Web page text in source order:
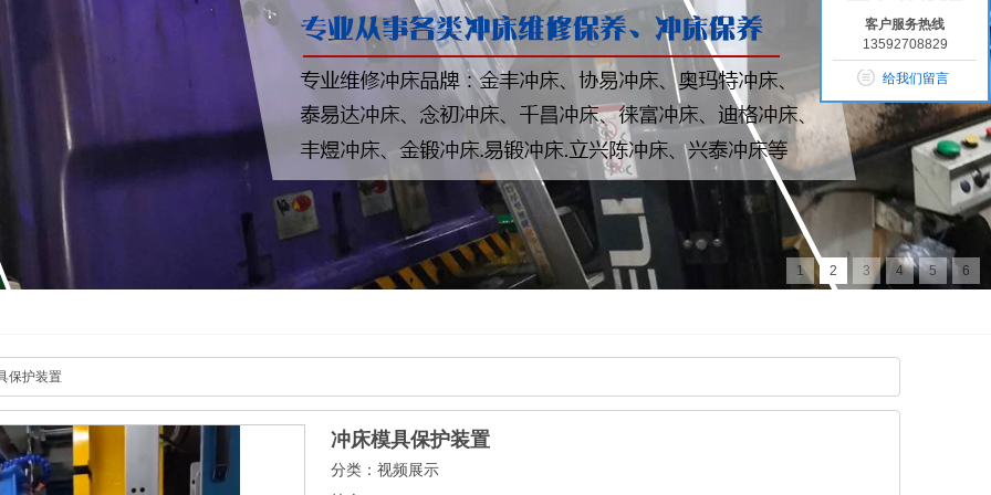
1 2 3 4 5 6
保护装置
冲床模具保护装置
分类：视频展示
客户服务热线
13592708829
给我们留言